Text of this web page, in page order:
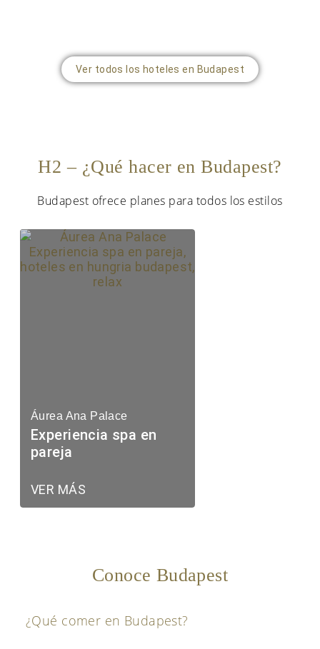
Ver todos los hoteles en Budapest
H2 – ¿Qué hacer en Budapest?
Budapest ofrece planes para todos los estilos
Áurea Ana Palace
Experiencia spa en
pareja
VER MÁS
Conoce Budapest
¿Qué comer en Budapest?